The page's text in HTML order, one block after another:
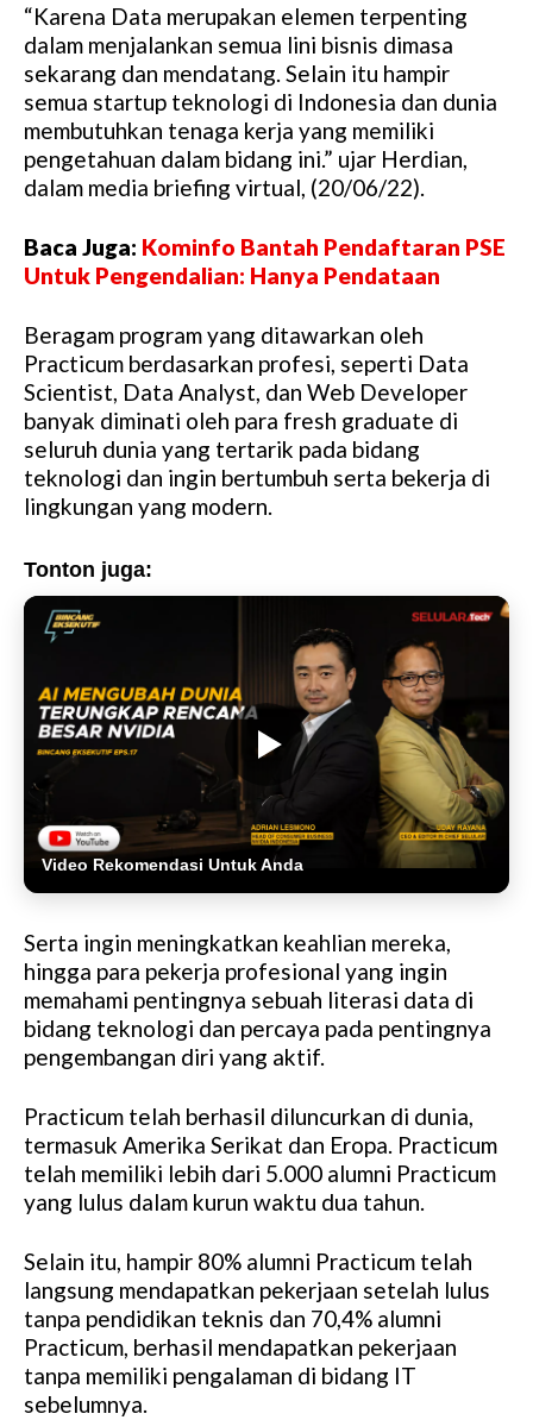
M
u
t
e
“Karena Data merupakan elemen terpenting
dalam menjalankan semua lini bisnis dimasa
sekarang dan mendatang. Selain itu hampir
semua startup teknologi di Indonesia dan dunia
membutuhkan tenaga kerja yang memiliki
pengetahuan dalam bidang ini.” ujar Herdian,
dalam media briefing virtual, (20/06/22).
Baca Juga: Kominfo Bantah Pendaftaran PSE
Untuk Pengendalian: Hanya Pendataan
Beragam program yang ditawarkan oleh
Practicum berdasarkan profesi, seperti Data
Scientist, Data Analyst, dan Web Developer
banyak diminati oleh para fresh graduate di
seluruh dunia yang tertarik pada bidang
teknologi dan ingin bertumbuh serta bekerja di
lingkungan yang modern.
Tonton juga:
Video Rekomendasi Untuk Anda
Serta ingin meningkatkan keahlian mereka,
hingga para pekerja profesional yang ingin
memahami pentingnya sebuah literasi data di
bidang teknologi dan percaya pada pentingnya
pengembangan diri yang aktif.
Practicum telah berhasil diluncurkan di dunia,
termasuk Amerika Serikat dan Eropa. Practicum
telah memiliki lebih dari 5.000 alumni Practicum
yang lulus dalam kurun waktu dua tahun.
Selain itu, hampir 80% alumni Practicum telah
langsung mendapatkan pekerjaan setelah lulus
tanpa pendidikan teknis dan 70,4% alumni
Practicum, berhasil mendapatkan pekerjaan
tanpa memiliki pengalaman di bidang IT
sebelumnya.